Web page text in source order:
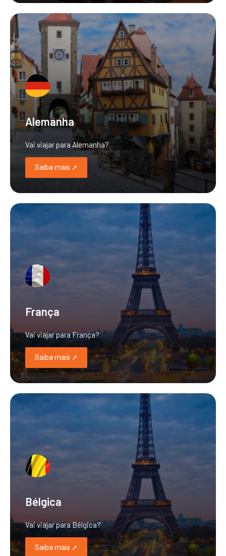
Alemanha
Vai viajar para Alemanha?
Saiba mais ➚
França
Vai viajar para França?
Saiba mais ➚
Bélgica
Vai viajar para Bélgica?
Saiba mais ➚